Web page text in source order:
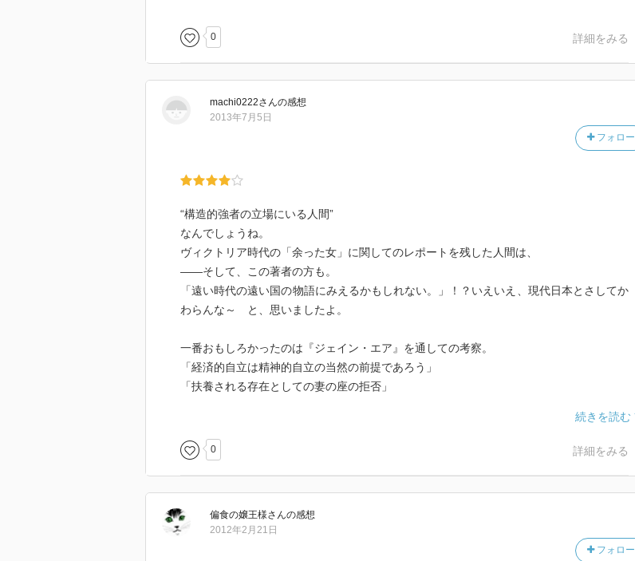
0 詳細をみる
machi0222さんの感想
フォロー
2013年7月5日
“構造的強者の立場にいる人間”
なんでしょうね。
ヴィクトリア時代の「余った女」に関してのレポートを残した人間は、
――そして、この著者の方も。
「遠い時代の遠い国の物語にみえるかもしれない。」！？いえいえ、現代日本とさしてか
わらんな～ と、思いましたよ。
一番おもしろかったのは『ジェイン・エア』を通しての考察。
「経済的自立は精神的自立の当然の前提であろう」
「扶養される存在としての妻の座の拒否」
そんな女を愛したロチェスター氏もあっぱれ、おしむらくは、彼は未婚の女性による創作
の世界の男であることだろう。
ただ、そのプライドにすがるのが”悪いこと”とは思えない。
0 詳細をみる
偏食の嬢王様さんの感想
フォロー
2012年2月21日